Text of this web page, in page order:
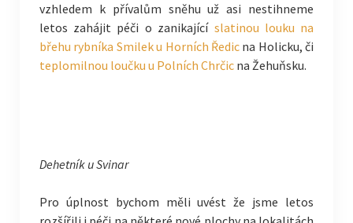
vzhledem k přívalům sněhu už asi nestihneme
letos zahájit péči o zanikající slatinou louku na
břehu rybníka Smilek u Horních Ředicna Holicku, či
teplomilnou loučku u Polních Chrčicna Žehuňsku.
Dehetník u Svinar
Pro úplnost bychom měli uvést že jsme letos